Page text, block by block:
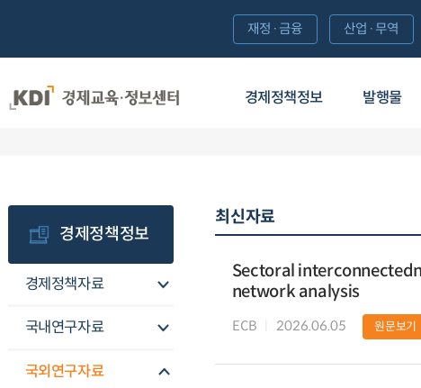
경제정책정보 발행물
재정·금융 산업·무역
경제정책정보
경제정책자료
국내연구자료
국외연구자료
최신자료
Sectoral
network analysis
ECB 2026.06.05 원문보기